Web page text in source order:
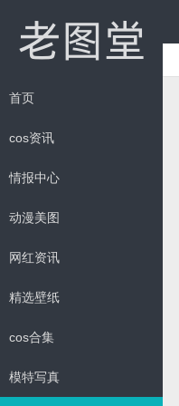
首页
cos资讯
情报中心
动漫美图
网红资讯
精选壁纸
cos合集
模特写真